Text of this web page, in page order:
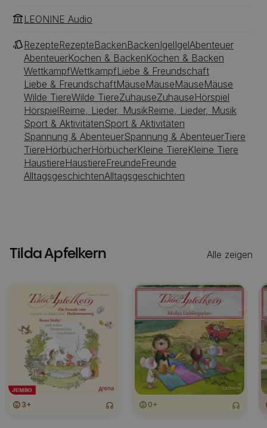
LEONINE Audio
RezepteRezepteBackenBackenIgelIgelAbenteuer
AbenteuerKochen & BackenKochen & Backen
WettkampfWettkampfLiebe & Freundschaft
Liebe & FreundschaftMäuseMäuseMäuseMäuse
Wilde TiereWilde TiereZuhauseZuhauseHörspiel
HörspielReime, Lieder, MusikReime, Lieder, Musik
Sport & AktivitätenSport & Aktivitäten
Spannung & AbenteuerSpannung & AbenteuerTiere
TiereHörbücherHörbücherKleine TiereKleine Tiere
HaustiereHaustiereFreundeFreunde
AlltagsgeschichtenAlltagsgeschichten
Tilda Apfelkern Alle zeigen
3+ 0+